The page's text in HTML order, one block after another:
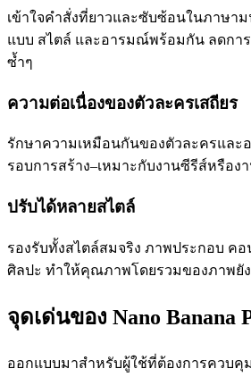
เข้าใจคำสั่งที่ยาวและซับซ้อนในภาษา
แบบ สไตล์ และอารมณ์พร้อมกัน ลดการ
ซ้ำๆ
ความต่อเนื่องของตัวละครเสถียร
รักษาความเหมือนกันของตัวละครและ
รอบการสร้าง–เหมาะกับงานซีรีส์หรือง
ปรับได้หลายสไตล์
รองรับทั้งสไตล์สมจริง ภาพประกอบ คอ
ศิลปะ ทำให้คุณภาพโดยรวมของภาพยั
จุดเด่นของ Nano Banana
ออกแบบมาสำหรับผู้ใช้ที่ต้องการควบ